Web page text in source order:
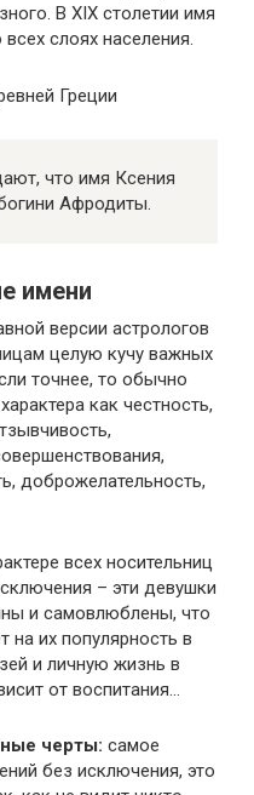
В XIX столетии имя
слоях населения.
Греции
что имя Ксения
Афродиты.
имени
версии астрологов
целую кучу важных
точнее, то обычно
как честность,
доброжелательность,
всех носительниц
– эти девушки
и самовлюблены, что
на их популярность в
и личную жизнь в
от воспитания…
черты: самое
без исключения, это